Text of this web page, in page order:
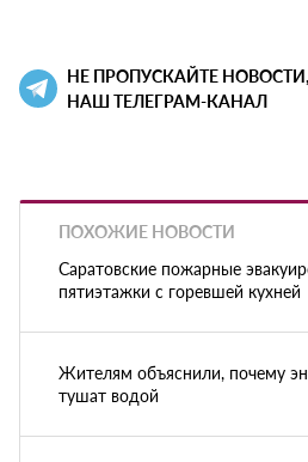
НЕ ПРОПУСКАЙТЕ
НАШ ТЕЛЕГРАМ-КАНАЛ
ПОХОЖИЕ НОВОСТИ
Саратовские пожарные
пятиэтажки с горевшей кухней
Жителям объяснили, почему
тушат водой